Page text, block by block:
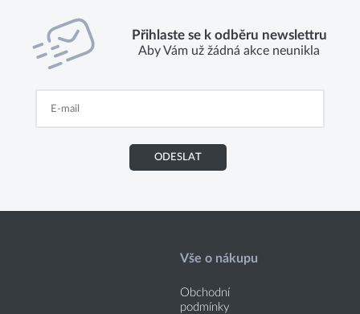
Přihlaste se k odběru newslettru
Aby Vám už žádná akce neunikla
ODESLAT
Vše o nákupu
Obchodní
podmínky